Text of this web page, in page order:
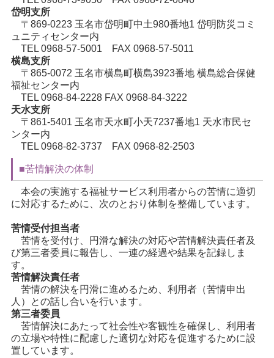
岱明支所
〒869-0223 玉名市岱明町中土980番地1 岱明防災コミ
ュニティセンター内
TEL 0968-57-5001 FAX 0968-57-5011
横島支所
〒865-0072 玉名市横島町横島3923番地 横島総合保健
福祉センター内
TEL 0968-84-2228 FAX 0968-84-3222
天水支所
〒861-5401 玉名市天水町小天7237番地1 天水市民セ
ンター内
TEL 0968-82-3737 FAX 0968-82-2503
■苦情解決の体制
本会の実施する福祉サービス利用者からの苦情に適切
に対応するために、次のとおり体制を整備しています。
苦情受付担当者
苦情を受付け、円滑な解決の対応や苦情解決責任者及
び第三者委員に報告し、一連の経過や結果を記録しま
す。
苦情解決責任者
苦情の解決を円滑に進めるため、利用者（苦情申出
人）との話し合いを行います。
第三者委員
苦情解決にあたって社会性や客観性を確保し、利用者
の立場や特性に配慮した適切な対応を促進するために設
置しています。